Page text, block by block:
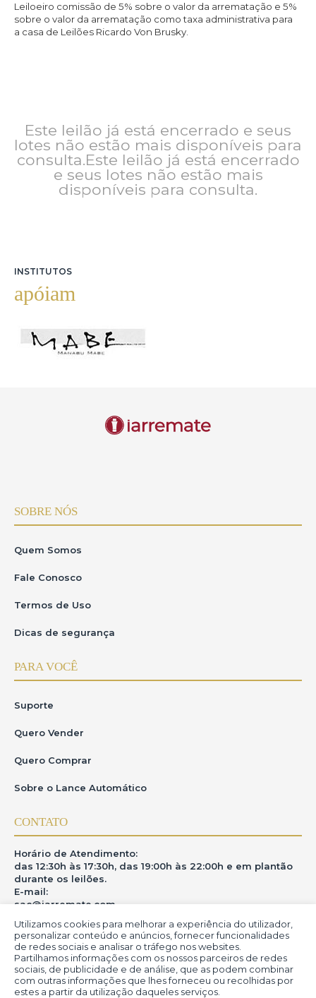
Utilizamos cookies para melhorar a experiência do utilizador,
personalizar conteúdo e anúncios, fornecer funcionalidades
de redes sociais e analisar o tráfego nos websites.
Partilhamos informações com os nossos parceiros de redes
sociais, de publicidade e de análise, que as podem combinar
com outras informações que lhes forneceu ou recolhidas por
estes a partir da utilização daqueles serviços.
Leiloeiro comissão de 5% sobre o valor da arrematação e 5%
sobre o valor da arrematação como taxa administrativa para
a casa de Leilões Ricardo Von Brusky.
Este leilão já está encerrado e seus
lotes não estão mais disponíveis para
consulta.Este leilão já está encerrado
e seus lotes não estão mais
disponíveis para consulta.
INSTITUTOS
apóiam
SOBRE NÓS
Quem Somos
Fale Conosco
Termos de Uso
Dicas de segurança
PARA VOCÊ
Suporte
Quero Vender
Quero Comprar
Sobre o Lance Automático
CONTATO
Horário de Atendimento:
das 12:30h às 17:30h, das 19:00h às 22:00h e em plantão
durante os leilões.
E-mail:
sac@iarremate.com
ONDE ESTAMOS
R. Heitor Modesto, 28 - Estação São Lourenço - MG
CEP: 37470-000